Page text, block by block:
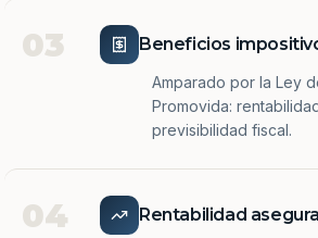
03 Beneficios
Amparado por la Ley
Promovida:
previsibilidad fiscal.
04 Rentabilidad